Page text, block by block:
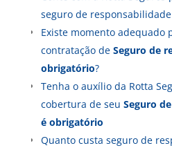
seguro de
Existe momento adequado
contratação de Seguro de
obrigatório?
Tenha o auxílio da Rotta
cobertura de seu Seguro
é obrigatório
Quanto custa seguro de